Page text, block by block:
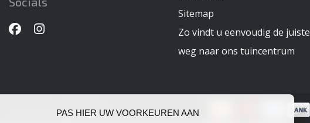
PAS HIER UW VOORKEUREN AAN
Sitemap
Zo vindt u eenvoudig de juiste
weg naar ons tuincentrum
Lightspeed